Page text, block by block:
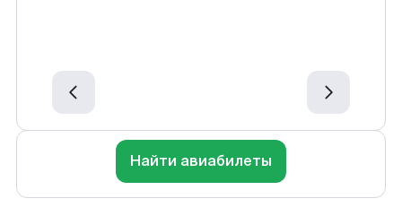
Найти авиабилеты